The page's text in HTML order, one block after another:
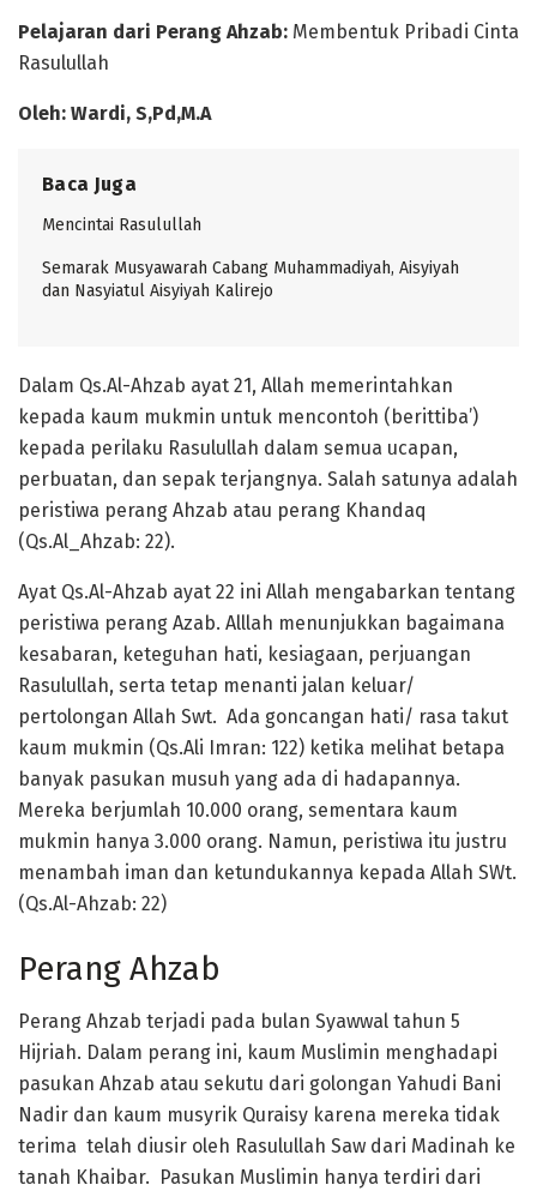
Pelajaran dari Perang Ahzab: Membentuk Pribadi Cinta
Rasulullah
Oleh: Wardi, S,Pd,M.A
Baca Juga
Mencintai Rasulullah
Semarak Musyawarah Cabang Muhammadiyah, Aisyiyah
dan Nasyiatul Aisyiyah Kalirejo
Dalam Qs.Al-Ahzab ayat 21, Allah memerintahkan
kepada kaum mukmin untuk mencontoh (berittiba’)
kepada perilaku Rasulullah dalam semua ucapan,
perbuatan, dan sepak terjangnya. Salah satunya adalah
peristiwa perang Ahzab atau perang Khandaq
(Qs.Al_Ahzab: 22).
Ayat Qs.Al-Ahzab ayat 22 ini Allah mengabarkan tentang
peristiwa perang Azab. Alllah menunjukkan bagaimana
kesabaran, keteguhan hati, kesiagaan, perjuangan
Rasulullah, serta tetap menanti jalan keluar/
pertolongan Allah Swt. Ada goncangan hati/ rasa takut
kaum mukmin (Qs.Ali Imran: 122) ketika melihat betapa
banyak pasukan musuh yang ada di hadapannya.
Mereka berjumlah 10.000 orang, sementara kaum
mukmin hanya 3.000 orang. Namun, peristiwa itu justru
menambah iman dan ketundukannya kepada Allah SWt.
(Qs.Al-Ahzab: 22)
Perang Ahzab
Perang Ahzab terjadi pada bulan Syawwal tahun 5
Hijriah. Dalam perang ini, kaum Muslimin menghadapi
pasukan Ahzab atau sekutu dari golongan Yahudi Bani
Nadir dan kaum musyrik Quraisy karena mereka tidak
terima telah diusir oleh Rasulullah Saw dari Madinah ke
tanah Khaibar. Pasukan Muslimin hanya terdiri dari